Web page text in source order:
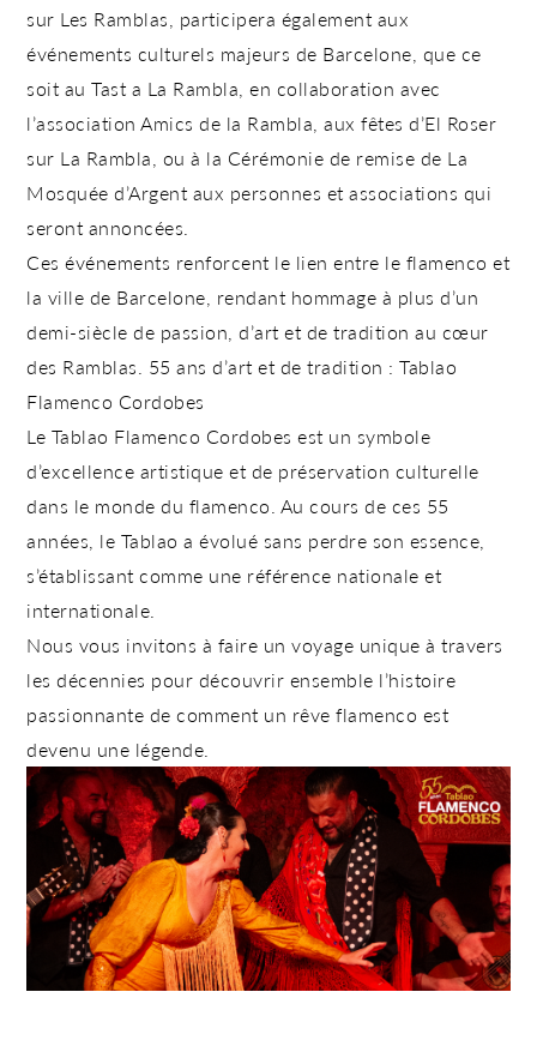
sur Les Ramblas, participera également aux
événements culturels majeurs de Barcelone, que ce
soit au Tast a La Rambla, en collaboration avec
l’association Amics de la Rambla, aux fêtes d’El Roser
sur La Rambla, ou à la Cérémonie de remise de La
Mosquée d’Argent aux personnes et associations qui
seront annoncées.
Ces événements renforcent le lien entre le flamenco et
la ville de Barcelone, rendant hommage à plus d’un
demi-siècle de passion, d’art et de tradition au cœur
des Ramblas. 55 ans d’art et de tradition : Tablao
Flamenco Cordobes
Le Tablao Flamenco Cordobes est un symbole
d’excellence artistique et de préservation culturelle
dans le monde du flamenco. Au cours de ces 55
années, le Tablao a évolué sans perdre son essence,
s’établissant comme une référence nationale et
internationale.
Nous vous invitons à faire un voyage unique à travers
les décennies pour découvrir ensemble l’histoire
passionnante de comment un rêve flamenco est
devenu une légende.